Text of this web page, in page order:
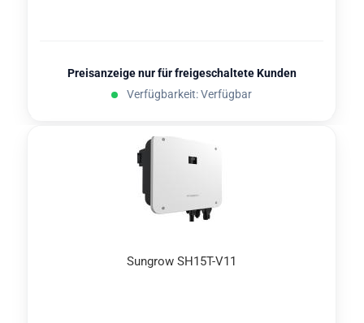
Preisanzeige nur für freigeschaltete Kunden
Verfügbarkeit: Verfügbar
Sungrow SH15T-​​V11